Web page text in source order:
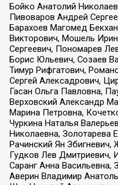
Бойко Анатолий
Пивоваров Андрей
Барахоев Магомед
Викторович, Мошель
Сергеевич, Пономарев
Борис Юльевич, Созаев
Тимур Рифгатович,
Сергей Алексадрович,
Гасан Ольга Павловна,
Верховский Александр
Марина Петровна,
Чуркина Наталья
Николаевна, Золотарева
Рачинский Ян Збигневич,
Гудков Лев Дмитриевич,
Саранг Анна Васильевна,
Аверин Владимир